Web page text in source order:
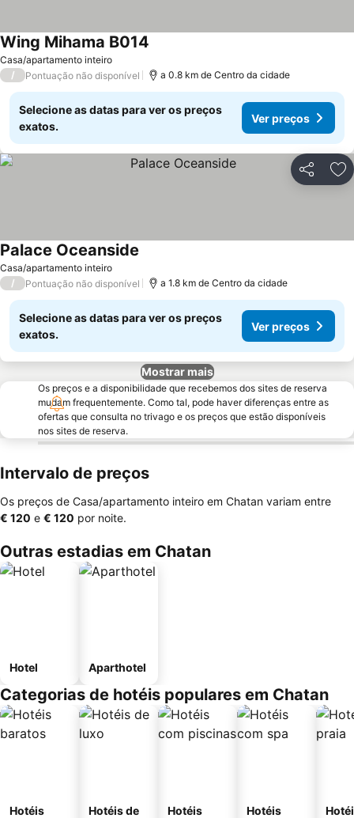
Casa/apartamento inteiro
Wing Mihama B014
/ Pontuação não disponível a 0.8 km de Centro da cidade
Selecione as datas para ver os preços
exatos.
Ver preços
Partilhar
Casa/apartamento inteiro
Palace Oceanside
/ Pontuação não disponível a 1.8 km de Centro da cidade
Selecione as datas para ver os preços
exatos.
Ver preços
Mostrar mais
Os preços e a disponibilidade que recebemos dos sites de reserva
mudam frequentemente. Como tal, pode haver diferenças entre as
ofertas que consulta no trivago e os preços que estão disponíveis
nos sites de reserva.
Intervalo de preços
Os preços de Casa/apartamento inteiro em Chatan variam entre
‎€ 120 e ‎€ 120 por noite.
Outras estadias em Chatan
Hotel Aparthotel
Categorias de hotéis populares em Chatan
Hotéis
Hotéis de
Hotéis
Hotéis